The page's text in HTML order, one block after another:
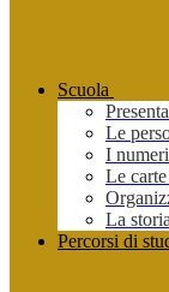
Scuola
Le
I
Le
La storia
Percorsi di